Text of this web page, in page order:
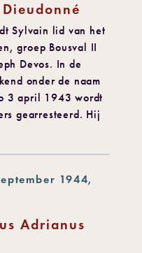
Sylvain lid van het
groep Bousval II
Devos. In de
onder de naam
3 april 1943 wordt
gearresteerd. Hij
1944,
Adrianus